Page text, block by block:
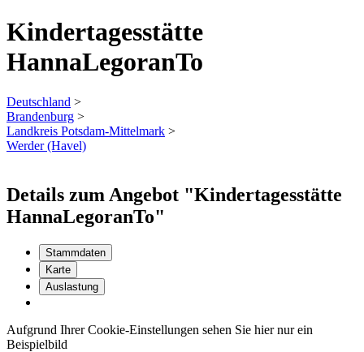
Kindertagesstätte
HannaLegoranTo
Deutschland >
Brandenburg >
Landkreis Potsdam-Mittelmark >
Werder (Havel)
Details zum Angebot "Kindertagesstätte
HannaLegoranTo"
Stammdaten
Karte
Auslastung
Aufgrund Ihrer Cookie-Einstellungen sehen Sie hier nur ein
Beispielbild